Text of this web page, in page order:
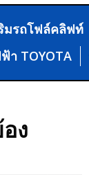
มรถโฟล์คลิฟท์
า TOYOTA
ง